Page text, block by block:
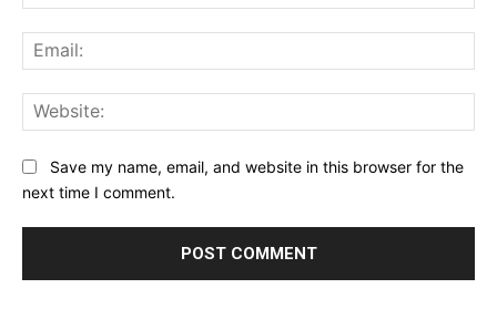
Save my name, email, and website in this browser for the
next time I comment.